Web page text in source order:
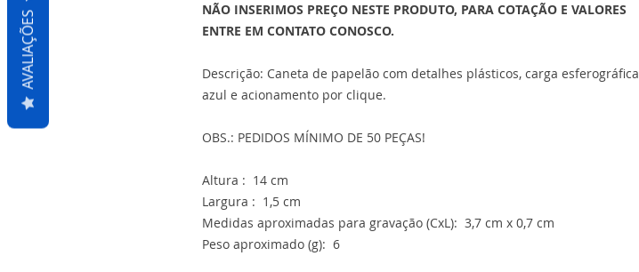
NÃO INSERIMOS PREÇO NESTE PRODUTO, PARA COTAÇÃO E VALORES
ENTRE EM CONTATO CONOSCO.
Descrição: Caneta de papelão com detalhes plásticos, carga esferográfica
azul e acionamento por clique.
OBS.: PEDIDOS MÍNIMO DE 50 PEÇAS!
Altura : 14 cm
Largura : 1,5 cm
Medidas aproximadas para gravação (CxL): 3,7 cm x 0,7 cm
Peso aproximado (g): 6
AVALIAÇÕES